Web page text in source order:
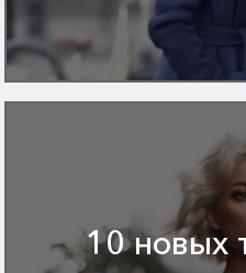
10 новых